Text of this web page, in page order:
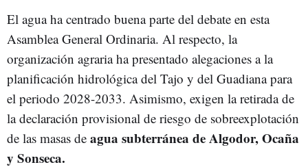
El agua ha centrado buena parte del debate en esta
Asamblea General Ordinaria. Al respecto, la
organización agraria ha presentado alegaciones a la
planificación hidrológica del Tajo y del Guadiana para
el periodo 2028-2033. Asimismo, exigen la retirada de
la declaración provisional de riesgo de sobreexplotación
de las masas de agua subterránea de Algodor, Ocaña
y Sonseca.